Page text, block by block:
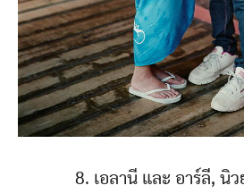
8. เอลานี และ อาร์ลี, นิ